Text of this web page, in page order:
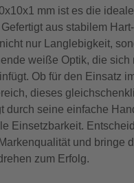
mm ist es die
Gefertigt aus stabilem
nur Langlebigkeit,
weiße Optik, die sich
Ob für den Einsatz
dieses
durch seine einfache
Einsetzbarkeit.
und bringe
zum Erfolg.